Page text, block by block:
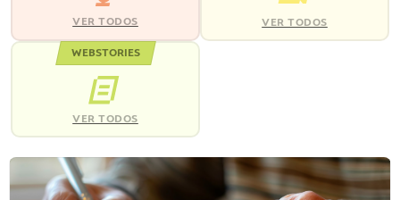
VER TODOS VER TODOS
WEBSTORIES
VER TODOS